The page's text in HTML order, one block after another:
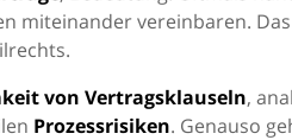
miteinander vereinbaren. Das
von Vertragsklauseln,
Prozessrisiken. Genauso